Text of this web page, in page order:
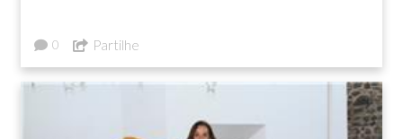
0 Partilhe